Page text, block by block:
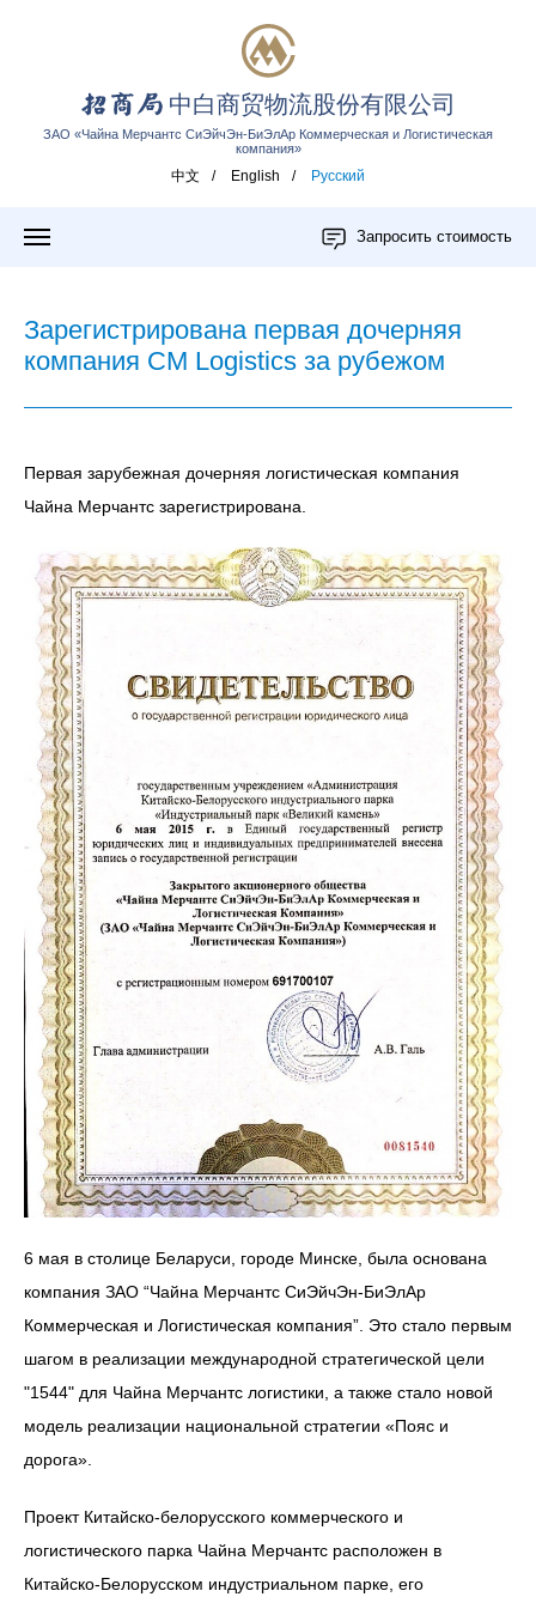
中白商贸物流股份有限公司
ЗАО «Чайна Мерчантс СиЭйчЭн-БиЭлАр Коммерческая и Логистическая
компания»
中文 / English / Русский
Запросить стоимость
Зарегистрирована первая дочерняя
компания CM Logistics за рубежом
Первая зарубежная дочерняя логистическая компания
Чайна Мерчантс зарегистрирована.
6 мая в столице Беларуси, городе Минске, была основана
компания ЗАО “Чайна Мерчантс СиЭйчЭн-БиЭлАр
Коммерческая и Логистическая компания”. Это стало первым
шагом в реализации международной стратегической цели
"1544" для Чайна Мерчантс логистики, а также стало новой
модель реализации национальной стратегии «Пояс и
дорога».
Проект Китайско-белорусского коммерческого и
логистического парка Чайна Мерчантс расположен в
Китайско-Белорусском индустриальном парке, его